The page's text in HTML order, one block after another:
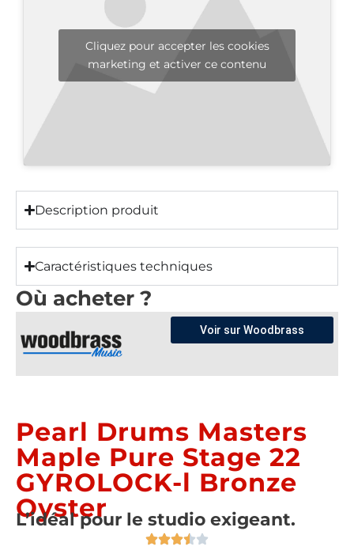
Cliquez pour accepter les cookies
marketing et activer ce contenu
Description produit
Caractéristiques techniques
Où acheter ?
Voir sur Woodbrass
Pearl Drums Masters
Maple Pure Stage 22
GYROLOCK-l Bronze
Oyster
L’idéal pour le studio exigeant.